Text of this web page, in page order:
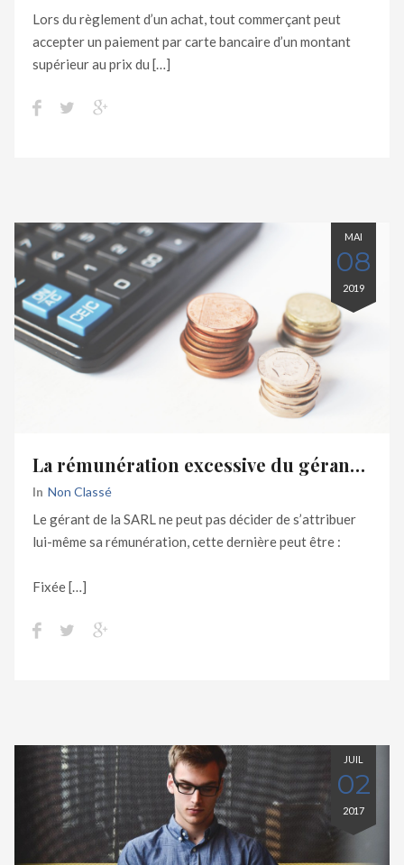
Lors du règlement d’un achat, tout commerçant peut
accepter un paiement par carte bancaire d’un montant
supérieur au prix du […]
MAI
08
2019
La rémunération excessive du gérant peut-elle être annulée à la demande d’un associé ?
In Non Classé
Le gérant de la SARL ne peut pas décider de s’attribuer
lui-même sa rémunération, cette dernière peut être :
Fixée […]
JUIL
02
2017